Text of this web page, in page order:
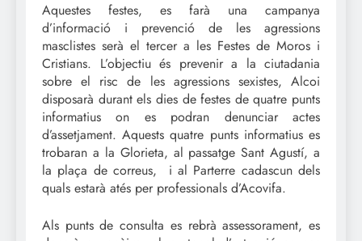
Aquestes festes, es farà una campanya
d’informació i prevenció de les agressions
masclistes serà el tercer a les Festes de Moros i
Cristians. L’objectiu és prevenir a la ciutadania
sobre el risc de les agressions sexistes, Alcoi
disposarà durant els dies de festes de quatre punts
informatius on es podran denunciar actes
d’assetjament. Aquests quatre punts informatius es
trobaran a la Glorieta, al passatge Sant Agustí, a
la plaça de correus, i al Parterre cadascun dels
quals estarà atés per professionals d’Acovifa.
Als punts de consulta es rebrà assessorament, es